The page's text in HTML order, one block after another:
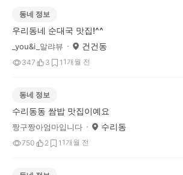
동네 정보
우리동네 순대국 맛집!^^
_you&i_알랴뷰 건건동
347 3 1 1개월 전
동네 정보
수리동동 쌈밥 맛집이예요
짱구짱아엄마입니다 수리동
750 2 1 1개월 전